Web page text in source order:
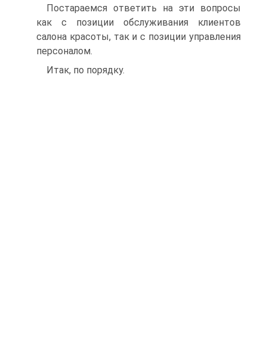
Постараемся ответить на эти вопросы
как с позиции обслуживания клиентов
салона красоты, так и с позиции управления
персоналом.
Итак, по порядку.